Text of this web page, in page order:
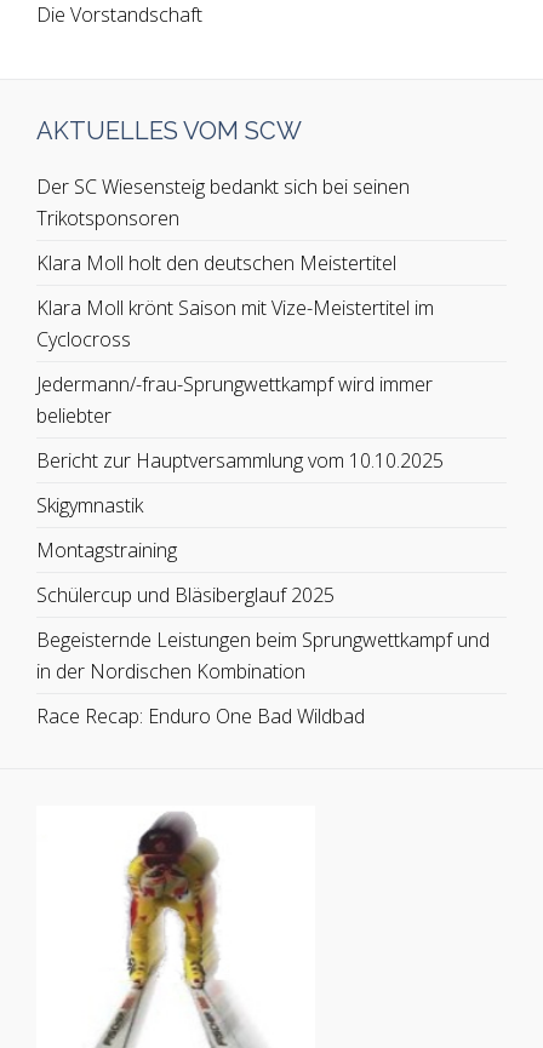
Die Vorstandschaft
AKTUELLES VOM SCW
Der SC Wiesensteig bedankt sich bei seinen
Trikotsponsoren
Klara Moll holt den deutschen Meistertitel
Klara Moll krönt Saison mit Vize-Meistertitel im
Cyclocross
Jedermann/-frau-Sprungwettkampf wird immer
beliebter
Bericht zur Hauptversammlung vom 10.10.2025
Skigymnastik
Montagstraining
Schülercup und Bläsiberglauf 2025
Begeisternde Leistungen beim Sprungwettkampf und
in der Nordischen Kombination
Race Recap: Enduro One Bad Wildbad